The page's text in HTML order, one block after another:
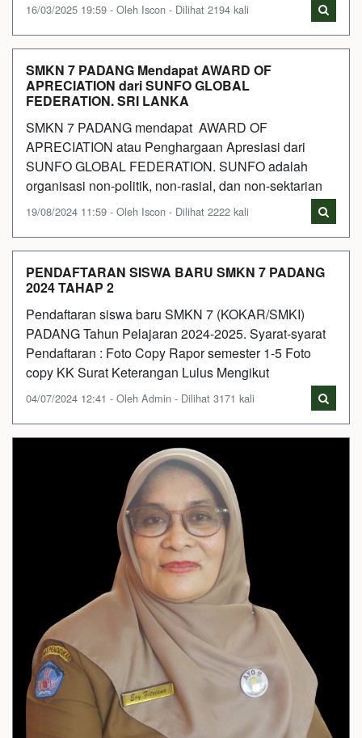
16/03/2025 19:59 - Oleh Iscon - Dilihat 2194 kali
SMKN 7 PADANG Mendapat AWARD OF
APRECIATION dari SUNFO GLOBAL
FEDERATION. SRI LANKA
SMKN 7 PADANG mendapat AWARD OF
APRECIATION atau Penghargaan Apresiasi dari
SUNFO GLOBAL FEDERATION. SUNFO adalah
organisasi non-politik, non-rasial, dan non-sektarian
19/08/2024 11:59 - Oleh Iscon - Dilihat 2222 kali
PENDAFTARAN SISWA BARU SMKN 7 PADANG
2024 TAHAP 2
Pendaftaran siswa baru SMKN 7 (KOKAR/SMKI)
PADANG Tahun Pelajaran 2024-2025. Syarat-syarat
Pendaftaran : Foto Copy Rapor semester 1-5 Foto
copy KK Surat Keterangan Lulus Mengikut
04/07/2024 12:41 - Oleh Admin - Dilihat 3171 kali